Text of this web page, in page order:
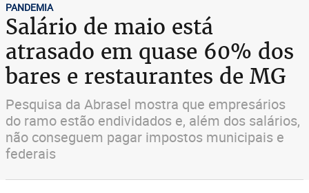
PANDEMIA
Salário de maio está
atrasado em quase 60% dos
bares e restaurantes de MG
Pesquisa da Abrasel mostra que empresários
do ramo estão endividados e, além dos salários,
não conseguem pagar impostos municipais e
federais